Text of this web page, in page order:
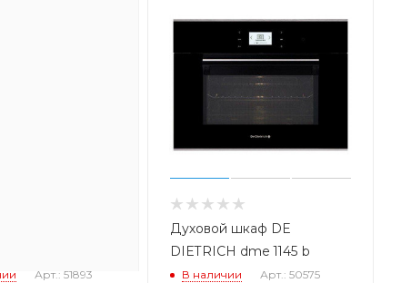
Арт.: 51893
Духовой шкаф DE
DIETRICH dme 1145 b
В наличии Арт.: 50575